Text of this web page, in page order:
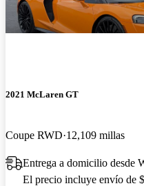
2021 McLaren GT
Coupe RWD 12,109 millas
Entrega a domicilio desde
El precio incluye envío de